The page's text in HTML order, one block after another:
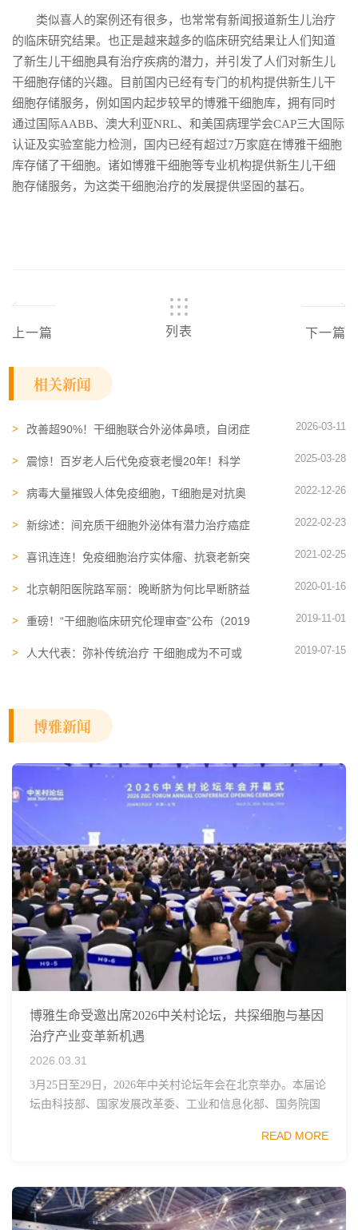
类似喜人的案例还有很多，也常常有新闻报道新生儿治疗
的临床研究结果。也正是越来越多的临床研究结果让人们知道
了新生儿干细胞具有治疗疾病的潜力，并引发了人们对新生儿
干细胞存储的兴趣。目前国内已经有专门的机构提供新生儿干
细胞存储服务，例如国内起步较早的博雅干细胞库，拥有同时
通过国际AABB、澳大利亚NRL、和美国病理学会CAP三大国际
认证及实验室能力检测，国内已经有超过7万家庭在博雅干细胞
库存储了干细胞。诸如博雅干细胞等专业机构提供新生儿干细
胞存储服务，为这类干细胞治疗的发展提供坚固的基石。
上一篇 列表 下一篇
相关新闻
改善超90%！干细胞联合外泌体鼻喷，自闭症
2026-03-11
震惊！百岁老人后代免疫衰老慢20年！科学
2025-03-28
病毒大量摧毁人体免疫细胞，T细胞是对抗奥
2022-12-26
新综述：间充质干细胞外泌体有潜力治疗癌症
2022-02-23
喜讯连连！免疫细胞治疗实体瘤、抗衰老新突
2021-02-25
北京朝阳医院路军丽：晚断脐为何比早断脐益
2020-01-16
重磅！“干细胞临床研究伦理审查”公布（2019
2019-11-01
人大代表：弥补传统治疗 干细胞成为不可或
2019-07-15
博雅新闻
博雅生命受邀出席2026中关村论坛，共探细胞与基因
治疗产业变革新机遇
2026.03.31
3月25日至29日，2026年中关村论坛年会在北京举办。本届论
坛由科技部、国家发展改革委、工业和信息化部、国务院国
READ MORE